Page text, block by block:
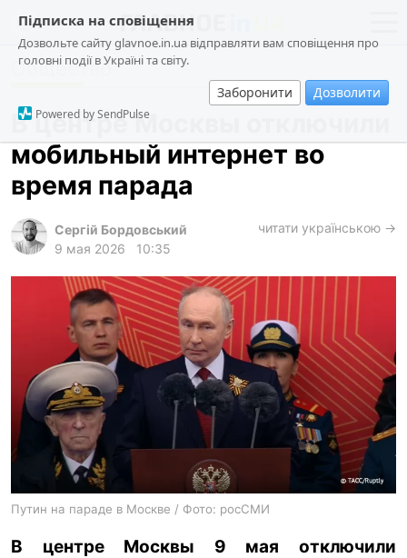
Підписка на сповіщення
Дозвольте сайту glavnoe.in.ua відправляти вам сповіщення про
головні події в Україні та світу.
Заборонити Дозволити
Powered by SendPulse
новости
о проекте
общество
происшествия
лонгриды
харьков
архив
gambling
ru
Общество
В центре Москвы отключили
мобильный интернет во
время парада
Сергій Бордовський
9 мая 2026
10:35
читати українською →
Путин на параде в Москве / Фото: росСМИ
В центре Москвы 9 мая отключили